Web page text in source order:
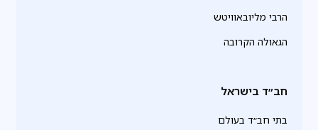
הרבי מליובאוויטש
הגאולה הקרובה
חב״ד בישראל
בתי חב״ד בעולם